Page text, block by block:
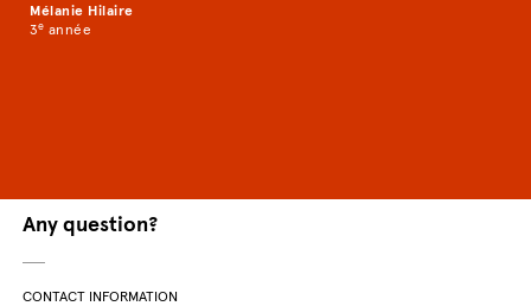
Mélanie Hilaire
3e année
Any question?
CONTACT INFORMATION